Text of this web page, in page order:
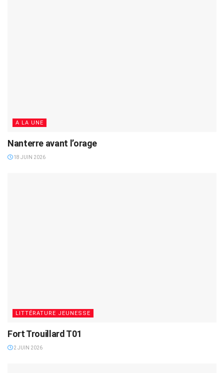
A LA UNE
Nanterre avant l’orage
18 JUIN 2026
LITTÉRATURE JEUNESSE
Fort Trouillard T01
2 JUIN 2026